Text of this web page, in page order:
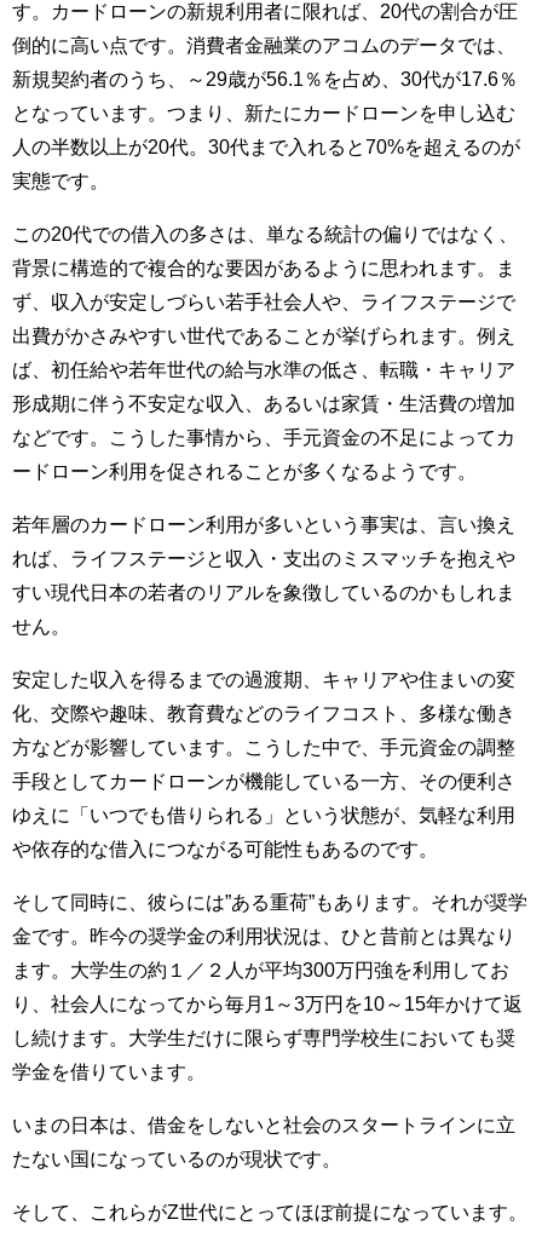
す。カードローンの新規利用者に限れば、20代の割合が圧
倒的に高い点です。消費者金融業のアコムのデータでは、
新規契約者のうち、～29歳が56.1％を占め、30代が17.6％
となっています。つまり、新たにカードローンを申し込む
人の半数以上が20代。30代まで入れると70%を超えるのが
実態です。
この20代での借入の多さは、単なる統計の偏りではなく、
背景に構造的で複合的な要因があるように思われます。ま
ず、収入が安定しづらい若手社会人や、ライフステージで
出費がかさみやすい世代であることが挙げられます。例え
ば、初任給や若年世代の給与水準の低さ、転職・キャリア
形成期に伴う不安定な収入、あるいは家賃・生活費の増加
などです。こうした事情から、手元資金の不足によってカ
ードローン利用を促されることが多くなるようです。
若年層のカードローン利用が多いという事実は、言い換え
れば、ライフステージと収入・支出のミスマッチを抱えや
すい現代日本の若者のリアルを象徴しているのかもしれま
せん。
安定した収入を得るまでの過渡期、キャリアや住まいの変
化、交際や趣味、教育費などのライフコスト、多様な働き
方などが影響しています。こうした中で、手元資金の調整
手段としてカードローンが機能している一方、その便利さ
ゆえに「いつでも借りられる」という状態が、気軽な利用
や依存的な借入につながる可能性もあるのです。
そして同時に、彼らには”ある重荷”もあります。それが奨学
金です。昨今の奨学金の利用状況は、ひと昔前とは異なり
ます。大学生の約１／２人が平均300万円強を利用してお
り、社会人になってから毎月1～3万円を10～15年かけて返
し続けます。大学生だけに限らず専門学校生においても奨
学金を借りています。
いまの日本は、借金をしないと社会のスタートラインに立
たない国になっているのが現状です。
そして、これらがZ世代にとってほぼ前提になっています。